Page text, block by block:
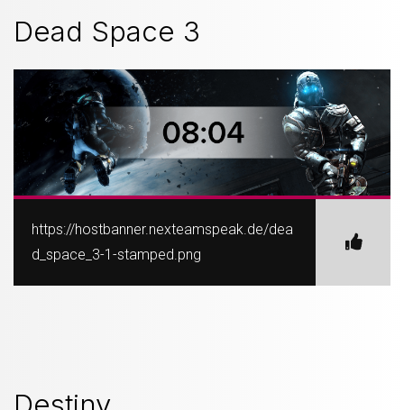
Dead Space 3
https://hostbanner.nexteamspeak.de/dea
d_space_3-1-stamped.png